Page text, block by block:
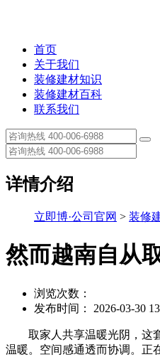
首页
关于我们
装修建材知识
装修建材百科
联系我们
详情介绍
立即博·公司官网 > 装修
然而越南自从
浏览次数：
发布时间： 2026-03-30
取家人共享温暖光阴，这
温暖。空间感通透而协调。正